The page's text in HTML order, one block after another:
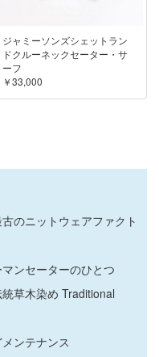
ジャミーソンズシェットラン
ドクルーネックセーター・サ
ーフ
￥33,000
のニットウェアファクト
ンセーターのひとつ
草木染め Traditional
ンテナンス